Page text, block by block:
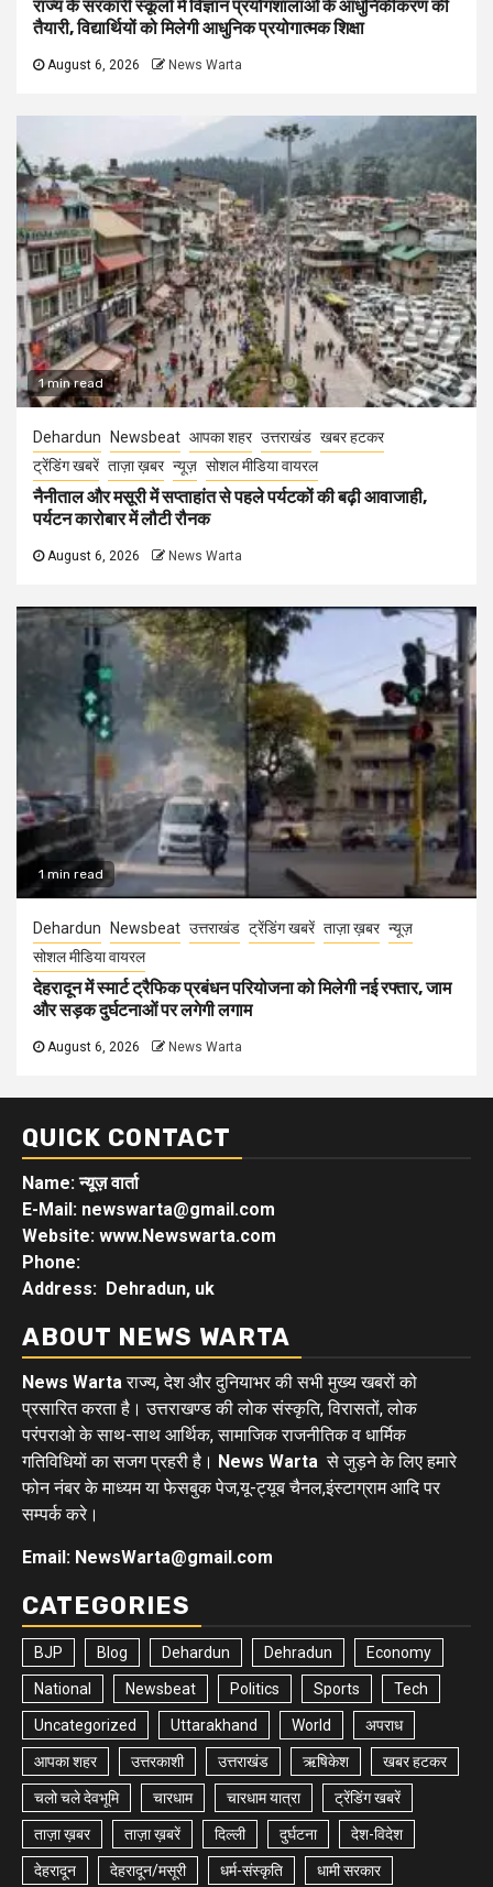
राज्य के सरकारी स्कूलों में विज्ञान प्रयोगशालाओं के आधुनिकीकरण की
तैयारी, विद्यार्थियों को मिलेगी आधुनिक प्रयोगात्मक शिक्षा
August 6, 2026 News Warta
1 min read
Dehardun Newsbeat आपका शहर उत्तराखंड खबर हटकर
ट्रेंडिंग खबरें ताज़ा ख़बर न्यूज़ सोशल मीडिया वायरल
नैनीताल और मसूरी में सप्ताहांत से पहले पर्यटकों की बढ़ी आवाजाही,
पर्यटन कारोबार में लौटी रौनक
August 6, 2026 News Warta
1 min read
Dehardun Newsbeat उत्तराखंड ट्रेंडिंग खबरें ताज़ा ख़बर न्यूज़
सोशल मीडिया वायरल
देहरादून में स्मार्ट ट्रैफिक प्रबंधन परियोजना को मिलेगी नई रफ्तार, जाम
और सड़क दुर्घटनाओं पर लगेगी लगाम
August 6, 2026 News Warta
QUICK CONTACT
Name: न्यूज़ वार्ता
E-Mail: newswarta@gmail.com
Website: www.Newswarta.com
Phone:
Address: Dehradun, uk
ABOUT NEWS WARTA
News Wartaराज्य, देश और दुनियाभर की सभी मुख्य खबरों को
प्रसारित करता है। उत्तराखण्ड की लोक संस्कृति, विरासतों, लोक
परंपराओ के साथ-साथ आर्थिक, सामाजिक राजनीतिक व धार्मिक
गतिविधियों का सजग प्रहरी है। News Warta से जुड़ने के लिए हमारे
फोन नंबर के माध्यम या फेसबुक पेज,यू-ट्यूब चैनल,इंस्टाग्राम आदि पर
सम्पर्क करे।
Email: NewsWarta@gmail.com
CATEGORIES
BJP Blog Dehardun Dehradun Economy
National Newsbeat Politics Sports Tech
Uncategorized Uttarakhand World अपराध
आपका शहर उत्तरकाशी उत्तराखंड ऋषिकेश खबर हटकर
चलो चले देवभूमि चारधाम चारधाम यात्रा ट्रेंडिंग खबरें
ताज़ा ख़बर ताज़ा ख़बरें दिल्ली दुर्घटना देश-विदेश
देहरादून देहरादून/मसूरी धर्म-संस्कृति धामी सरकार